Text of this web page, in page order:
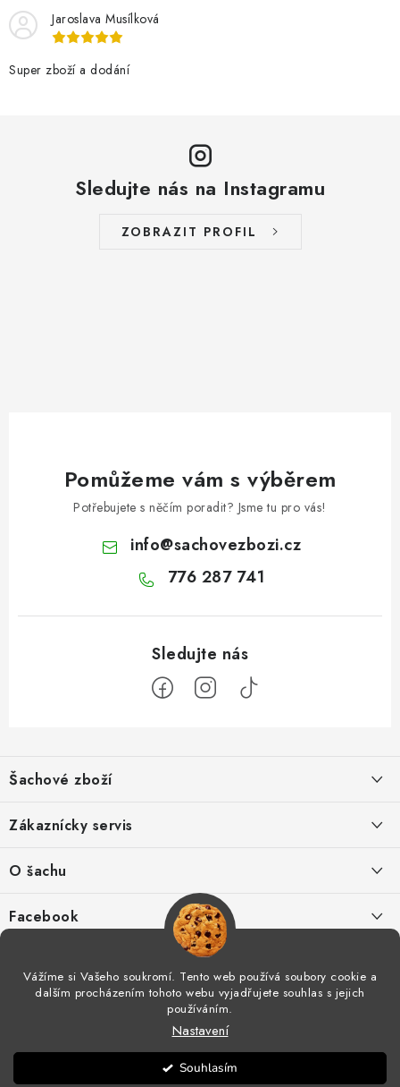
Vážíme si Vašeho soukromí. Tento web používá soubory cookie a
dalším procházením tohoto webu vyjadřujete souhlas s jejich
používáním.
Nastavení
Souhlasím
Jaroslava Musílková
Super zboží a dodání
Sledujte nás na Instagramu
ZOBRAZIT PROFIL
Pomůžeme vám s výběrem
Potřebujete s něčím poradit? Jsme tu pro vás!
info@sachovezbozi.cz
776 287 741
á
p
a
Šachové zboží
Spolupráce
Zákaznícky servis
Výhody nákupu u nás
Odstoupení od smlouvy
GDPR
O šachu
Šachový tréning
Facebook
Vytvořil Shoptet
Copyright 2026Šachové zboží. Všechna práva vyhrazena.